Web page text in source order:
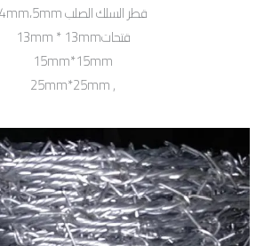
قطر السلك الصلب 4mm،5mm
قتحات13mm * 13mm
15mm*15mm
, 25mm*25mm